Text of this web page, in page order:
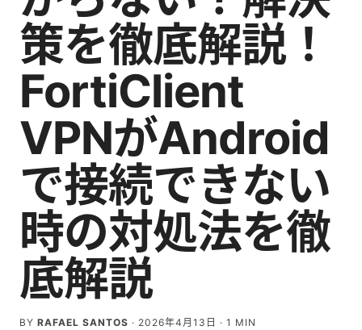
策を徹底解説！
FortiClient
VPNがAndroid
で接続できない
時の対処法を徹
底解説
BY RAFAEL SANTOS · 2026年4月13日 · 1 MIN